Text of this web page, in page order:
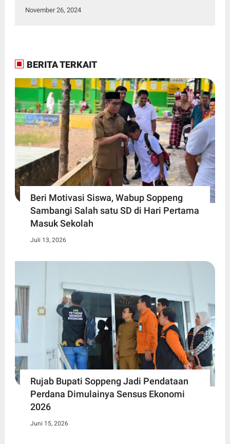
November 26, 2024
BERITA TERKAIT
Beri Motivasi Siswa, Wabup Soppeng
Sambangi Salah satu SD di Hari Pertama
Masuk Sekolah
Juli 13, 2026
Rujab Bupati Soppeng Jadi Pendataan
Perdana Dimulainya Sensus Ekonomi
2026
Juni 15, 2026